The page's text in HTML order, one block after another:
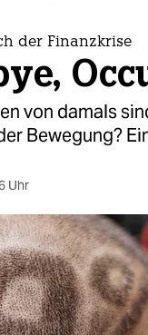
der Finanzkrise
von damals
Bewegung?
Uhr